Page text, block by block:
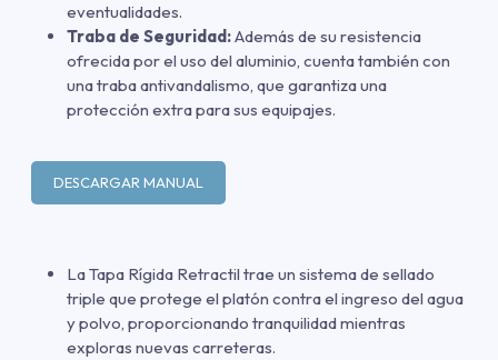
eventualidades.
Traba de Seguridad:Además de su resistencia
ofrecida por el uso del aluminio, cuenta también con
una traba antivandalismo, que garantiza una
protección extra para sus equipajes.
DESCARGAR MANUAL
La Tapa Rígida Retractil trae un sistema de sellado
triple que protege el platón contra el ingreso del agua
y polvo, proporcionando tranquilidad mientras
exploras nuevas carreteras.